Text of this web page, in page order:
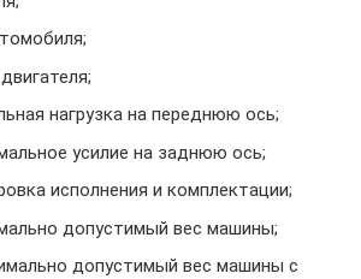
нагрузка на переднюю ось;
усилие на заднюю ось;
исполнения и комплектации;
допустимый вес машины;
допустимый вес машины с